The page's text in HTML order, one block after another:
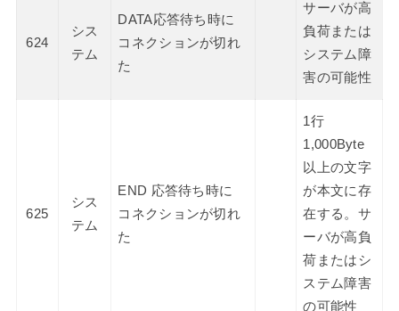
624
シス
テム
DATA応答待ち時に
コネクションが切れ
た
サーバが高
負荷または
システム障
害の可能性
625
シス
テム
END 応答待ち時に
コネクションが切れ
た
1行
1,000Byte
以上の文字
が本文に存
在する。サ
ーバが高負
荷またはシ
ステム障害
の可能性